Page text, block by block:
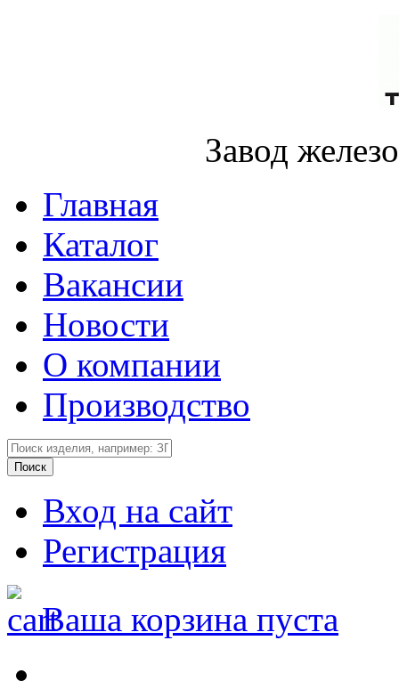
Завод
Главная
Каталог
Вакансии
Новости
О компании
Производство
Вход на сайт
Регистрация
Ваша корзина пуста